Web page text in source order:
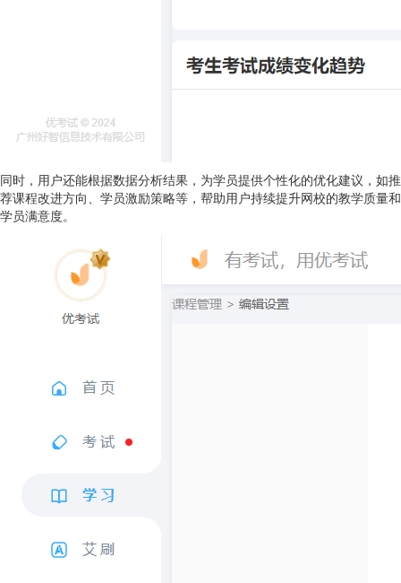
同时，用户还能根据数据分析结果，为学员提供个性化的优化建议，如推
荐课程改进方向、学员激励策略等，帮助用户持续提升网校的教学质量和
学员满意度。